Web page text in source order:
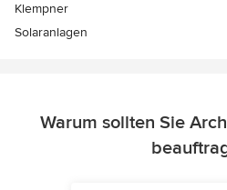
Klempner
Solaranlagen
Warum sollten Sie